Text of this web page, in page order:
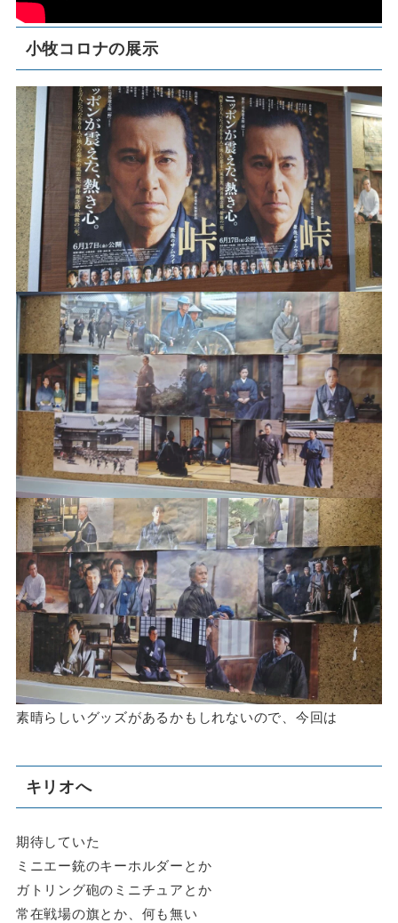
小牧コロナの展示
素晴らしいグッズがあるかもしれないので、今回は
キリオへ
期待していた
ミニエー銃のキーホルダーとか
ガトリング砲のミニチュアとか
常在戦場の旗とか、何も無い